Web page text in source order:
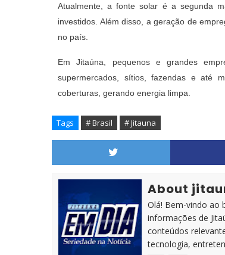
Atualmente, a fonte solar é a segunda
investidos. Além disso, a geração de
no país.
Em Jitaúna, pequenos e grandes
supermercados, sítios, fazendas e até
coberturas, gerando energia limpa.
Tags # Brasil # Jitauna
About
Olá! Bem-vindo ao
informações de
conteúdos
tecnologia,